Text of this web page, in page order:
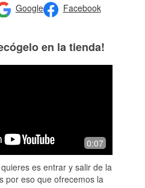
Google Facebook
en la tienda!
0:07
es entrar y salir de la
por eso que ofrecemos la